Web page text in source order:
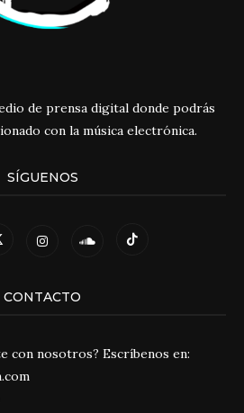
de prensa digital donde podrás
con la música electrónica.
SÍGUENOS
CONTACTO
con nosotros? Escríbenos en: